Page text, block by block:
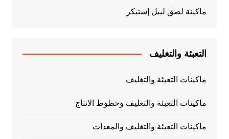
ماكينة لصق ليبل إستيكر
التعبئة والتغليف
ماكينات التعبئة والتغليف
ماكينات التعبئة والتغليف وخطوط الانتاج
ماكينات التعبئة والتغليف والمعدات